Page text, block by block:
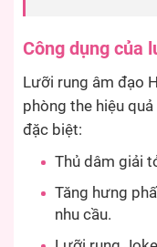
Công dụng của
Lưỡi rung âm đạo
phòng the hiệu
đặc biệt:
Thủ dâm giải
Tăng hưng
nhu cầu.